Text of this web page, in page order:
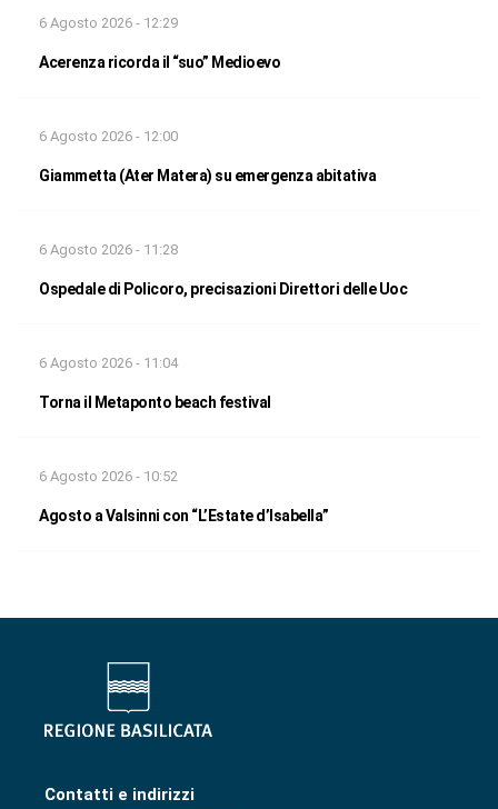
6 Agosto 2026 - 12:29
Acerenza ricorda il “suo” Medioevo
6 Agosto 2026 - 12:00
Giammetta (Ater Matera) su emergenza abitativa
6 Agosto 2026 - 11:28
Ospedale di Policoro, precisazioni Direttori delle Uoc
6 Agosto 2026 - 11:04
Torna il Metaponto beach festival
6 Agosto 2026 - 10:52
Agosto a Valsinni con “L’Estate d’Isabella”
Contatti e indirizzi